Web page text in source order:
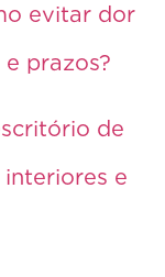
evitar dor
prazos?
de
e